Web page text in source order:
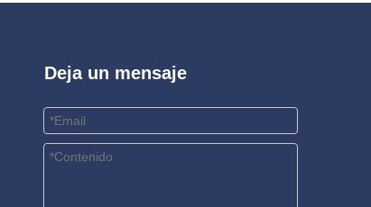
Deja un mensaje